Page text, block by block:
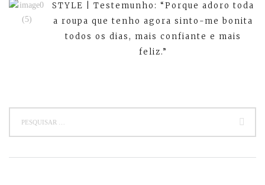
STYLE | Testemunho: “Porque adoro toda
a roupa que tenho agora sinto-me bonita
todos os dias, mais confiante e mais
feliz.”